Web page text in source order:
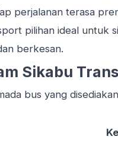
perjalanan terasa
pilihan ideal untuk
berkesan.
Sikabu
bus yang